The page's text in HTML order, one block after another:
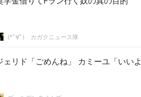
(*ﾟ∀ﾟ)ゞカガクニュース隊
ェリド「ごめんね」 カミーユ「いい